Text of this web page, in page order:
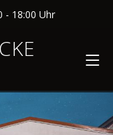
- 18:00 Uhr